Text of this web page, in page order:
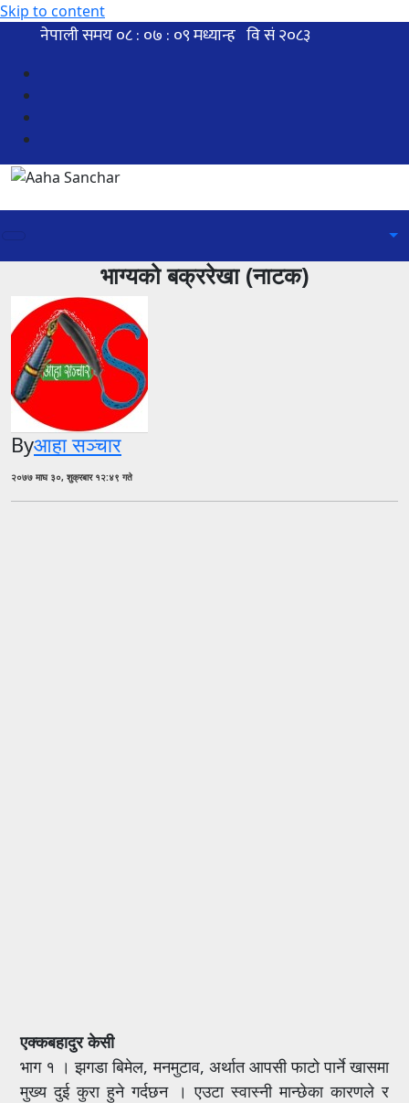
Skip to content
भाग्यको बक्ररेखा (नाटक)
Byआहा सञ्चार
२०७७ माघ ३०, शुक्रबार १२:४९ गते
एक्कबहादुर केसी
भाग १ । झगडा बिमेल, मनमुटाव, अर्थात आपसी फाटो पार्ने खासमा
मुख्य दुई कुरा हुने गर्दछन । एउटा स्वास्नी मान्छेका कारणले र